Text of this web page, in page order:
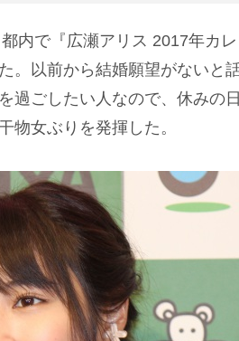
都内で『広瀬アリス 2017年カ
。以前から結婚願望がないと
過ごしたい人なので、休みの
物女ぶりを発揮した。